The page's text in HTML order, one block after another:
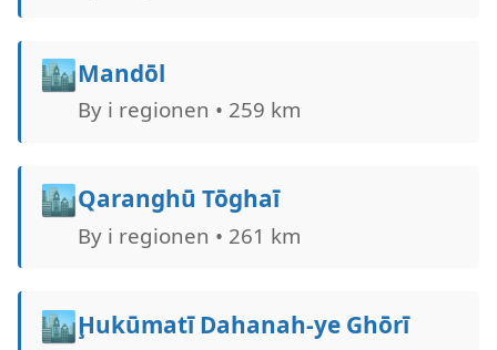
🏙️Mandōl
By i regionen • 259 km
🏙️Qaranghū Tōghaī
By i regionen • 261 km
🏙️Ḩukūmatī Dahanah-ye Ghōrī